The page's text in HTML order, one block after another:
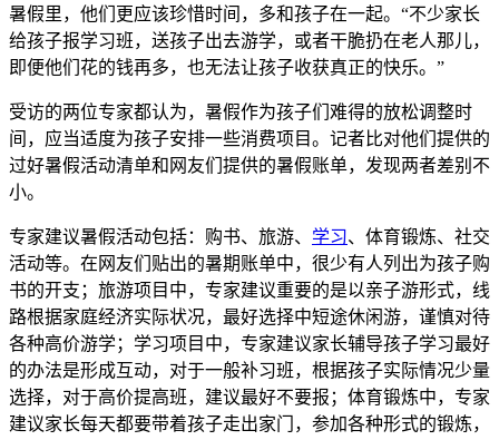
暑假里，他们更应该珍惜时间，多和孩子在一起。“不少家长
给孩子报学习班，送孩子出去游学，或者干脆扔在老人那儿，
即便他们花的钱再多，也无法让孩子收获真正的快乐。”
受访的两位专家都认为，暑假作为孩子们难得的放松调整时
间，应当适度为孩子安排一些消费项目。记者比对他们提供的
过好暑假活动清单和网友们提供的暑假账单，发现两者差别不
小。
专家建议暑假活动包括：购书、旅游、 学习、体育锻炼、社交
活动等。在网友们贴出的暑期账单中，很少有人列出为孩子购
书的开支；旅游项目中，专家建议重要的是以亲子游形式，线
路根据家庭经济实际状况，最好选择中短途休闲游，谨慎对待
各种高价游学；学习项目中，专家建议家长辅导孩子学习最好
的办法是形成互动，对于一般补习班，根据孩子实际情况少量
选择，对于高价提高班，建议最好不要报；体育锻炼中，专家
建议家长每天都要带着孩子走出家门，参加各种形式的锻炼，